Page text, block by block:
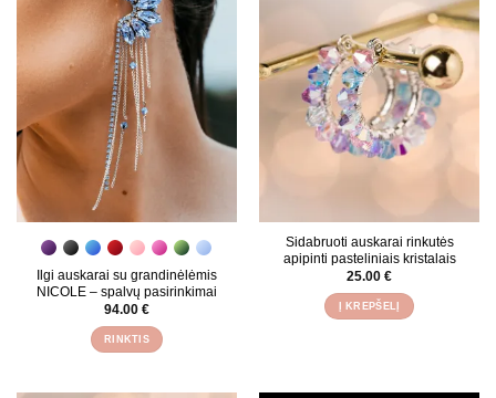
Ilgi auskarai su grandinėlėmis
NICOLE – spalvų pasirinkimai
94.00 €
RINKTIS
Sidabruoti auskarai rinkutės
apipinti pasteliniais kristalais
25.00 €
Į KREPŠELĮ